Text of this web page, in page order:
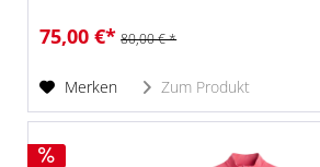
75,00 €* 80,00 € *
Merken Zum Produkt